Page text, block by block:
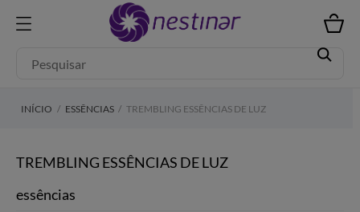
INÍCIO ESSÊNCIAS TREMBLING ESSÊNCIAS DE LUZ
TREMBLING ESSÊNCIAS DE LUZ
essências